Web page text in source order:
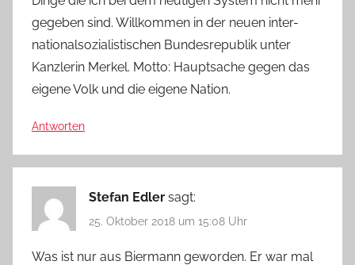
gegeben sind. Willkommen in der neuen inter-
nationalsozialistischen Bundesrepublik unter
Kanzlerin Merkel. Motto: Hauptsache gegen das
eigene Volk und die eigene Nation.
Antworten
Stefan Edler sagt:
25. Oktober 2018 um 15:08 Uhr
Was ist nur aus Biermann geworden. Er war mal